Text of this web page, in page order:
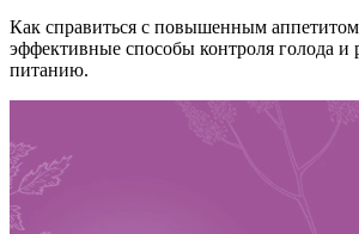
Как справиться с повышенным
эффективные способы контроля голода и
питанию.